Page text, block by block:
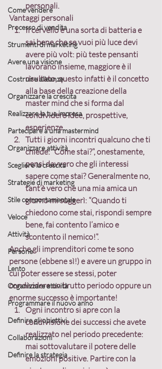
Come vendere
Processo di vendita
Strumenti di marketing
Avere una visione
Costruire alleanze
Organizzare la crescita
Realizzare la tua impresa
Partecipare a una mastermind
Organizzare attività
Scegliere la crescita
Strategie di marketing
Stile comportamentale
Veloce
Attività
Persone
Lento
Organizzare attività
Programmare il nuovo anno
Definire gli obiettivi
Collaborazioni
Definire la strategia
personali.
Vantaggi personali
Il cervello è una sorta di batteria e
sai bene che se vuoi più luce devi
avere più volt: più teste pensanti
lavorano insieme, maggiore è il
risultato, questo infatti è il concetto
alla base della creazione della
master mind che si forma dal
condividere idee, prospettive,
esperienze.
Tutti i giorni incontri qualcuno che ti
chiede: “Come stai?”, onestamente,
pensi davvero che gli interessi
sapere come stai? Generalmente no,
tant’è vero che una mia amica un
giorno mi suggerì: “Quando ti
chiedono come stai, rispondi sempre
bene, fai contento l’amico e
scontento il nemico!”.
Anche gli imprenditori come te sono
persone (ebbene sì!) e avere un gruppo in
cui poter essere se stessi, poter
condividere un brutto periodo oppure un
enorme successo è importante!
Ogni incontro si apre con la
condivisione dei successi che avete
realizzato nel periodo precedente:
mai sottovalutare il potere delle
emozioni positive. Partire con la